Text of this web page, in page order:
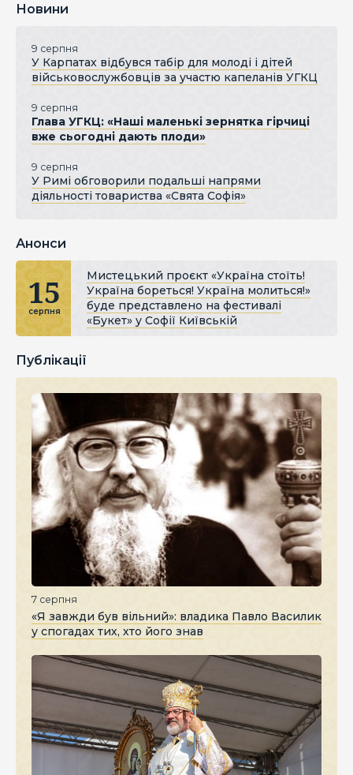
Новини
9 серпня
У Карпатах відбувся табір для молоді і дітей
військовослужбовців за участю капеланів УГКЦ
9 серпня
Глава УГКЦ: «Наші маленькі зернятка гірчиці
вже сьогодні дають плоди»
9 серпня
У Римі обговорили подальші напрями
діяльності товариства «Свята Софія»
Анонси
15
серпня
Мистецький проєкт «Україна стоїть!
Україна бореться! Україна молиться!»
буде представлено на фестивалі
«Букет» у Софії Київській
Публікації
7 серпня
«Я завжди був вільний»: владика Павло Василик
у спогадах тих, хто його знав